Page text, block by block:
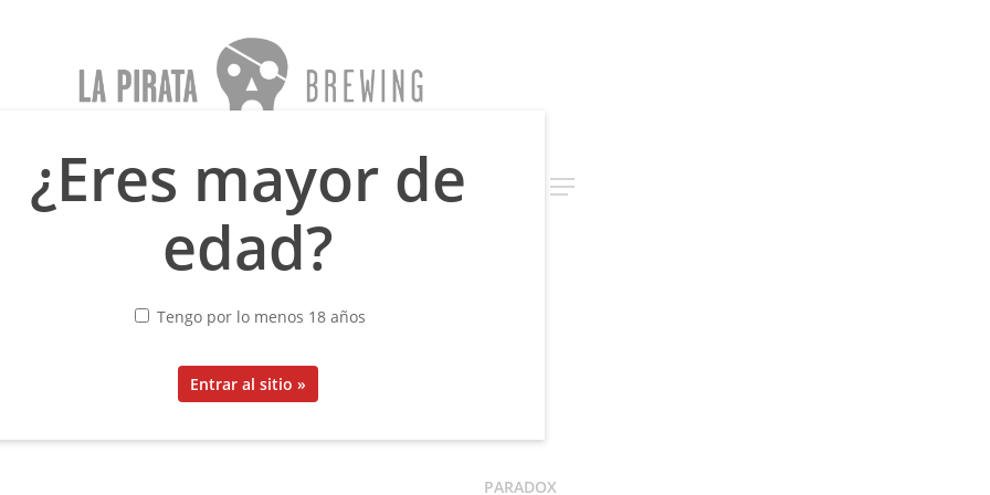
Menno Olivier Oblivion Blog Sobre nosotros search Menu
PARADOX
6,80€IVA incluido
PARADOX
¿Eres mayor de
edad?
Tengo por lo menos 18 años